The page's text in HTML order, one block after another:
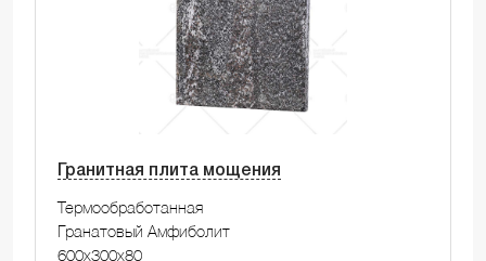
Гранитная плита мощения
Термообработанная
Гранатовый Амфиболит
600x300x80